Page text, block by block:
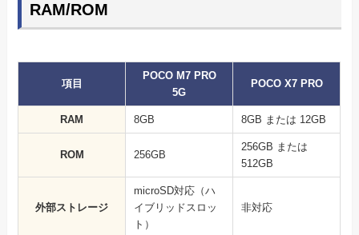
RAM/ROM
項目
POCO M7 PRO
5G
POCO X7 PRO
RAM 8GB 8GB または 12GB
ROM 256GB
256GB または
512GB
外部ストレージ
microSD対応（ハ
イブリッドスロッ
ト）
非対応